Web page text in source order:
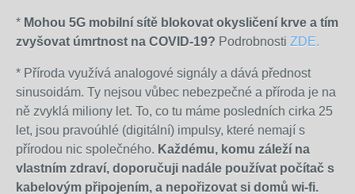
* Mohou 5G mobilní sítě blokovat okysličení krve a tím
zvyšovat úmrtnost na COVID-19? Podrobnosti ZDE.
* Příroda využívá analogové signály a dává přednost
sinusoidám. Ty nejsou vůbec nebezpečné a příroda je na
ně zvyklá miliony let. To, co tu máme posledních cirka 25
let, jsou pravoúhlé (digitální) impulsy, které nemají s
přírodou nic společného. Každému, komu záleží na
vlastním zdraví, doporučuji nadále používat počítač s
kabelovým připojením, a nepořizovat si domů wi-fi.